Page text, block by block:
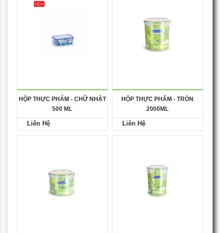
HỘP THỰC PHẨM - CHỮ NHẬT
500 ML
Liên Hệ
HỘP THỰC PHẨM - TRÒN
2000ML
Liên Hệ